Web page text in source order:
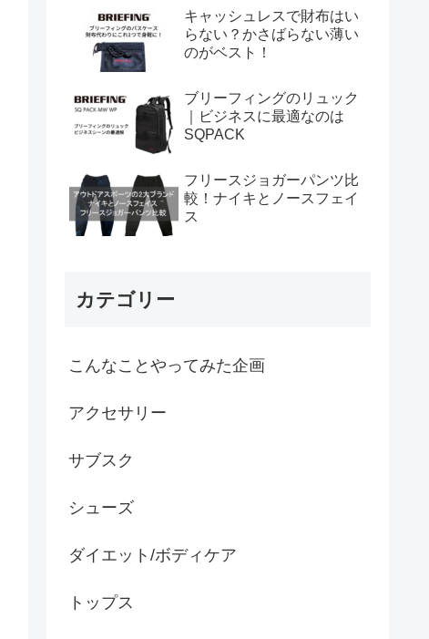
キャッシュレスで財布はい
らない？かさばらない薄い
のがベスト！
ブリーフィングのリュック
｜ビジネスに最適なのは
SQPACK
フリースジョガーパンツ比
較！ナイキとノースフェイ
ス
カテゴリー
こんなことやってみた企画
アクセサリー
サブスク
シューズ
ダイエット/ボディケア
トップス